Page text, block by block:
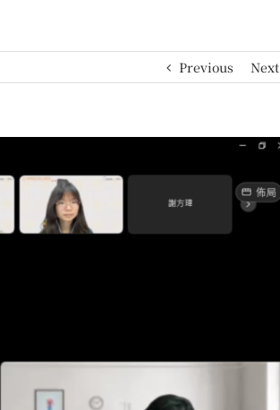
Previous Next